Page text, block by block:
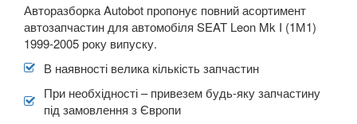
Авторазборка Autobot пропонує повний асортимент
автозапчастин для автомобіля SEAT Leon Mk I (1М1)
1999-2005 року випуску.
В наявності велика кількість запчастин
При необхідності – привезем будь-яку запчастину
під замовлення з Європи